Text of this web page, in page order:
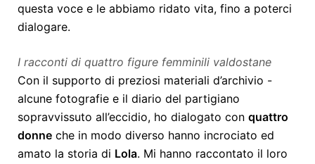
questa voce e le abbiamo ridato vita, fino a poterci
dialogare.
I racconti di quattro figure femminili valdostane
Con il supporto di preziosi materiali d’archivio -
alcune fotografie e il diario del partigiano
sopravvissuto all’eccidio, ho dialogato con quattro
donne che in modo diverso hanno incrociato ed
amato la storia di Lola. Mi hanno raccontato il loro